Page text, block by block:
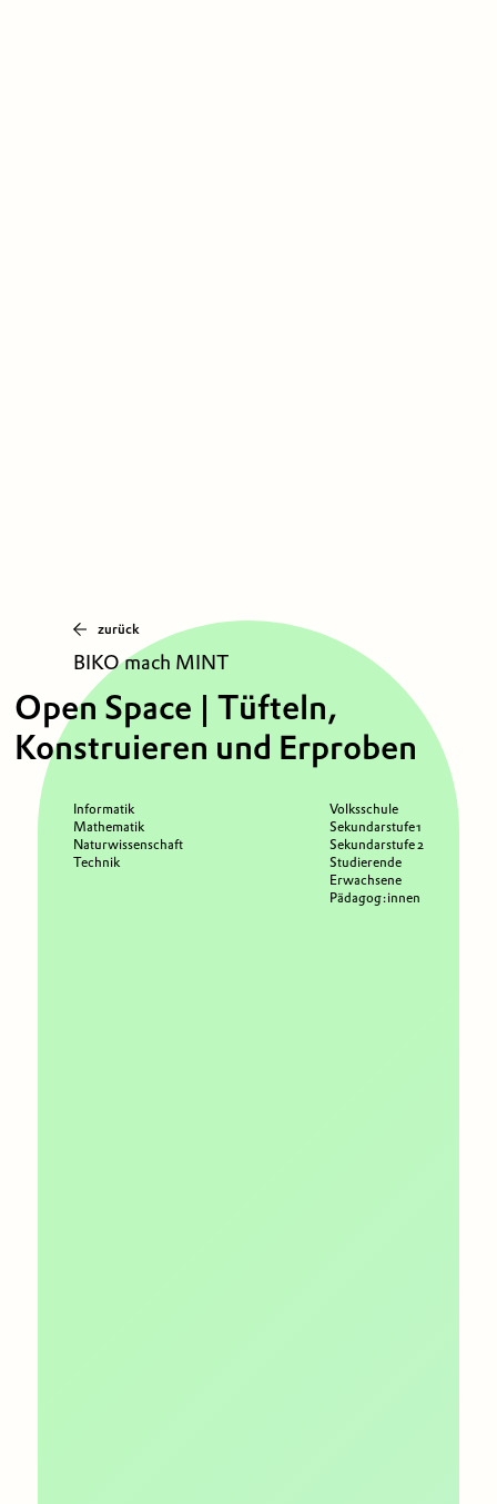
zurück
BIKO mach MINT
Open Space | Tüfteln,
Konstruieren und Erproben
Informatik
Mathematik
Naturwissenschaft
Technik
Volksschule
Sekundarstufe 1
Sekundarstufe 2
Studierende
Erwachsene
Pädagog:innen